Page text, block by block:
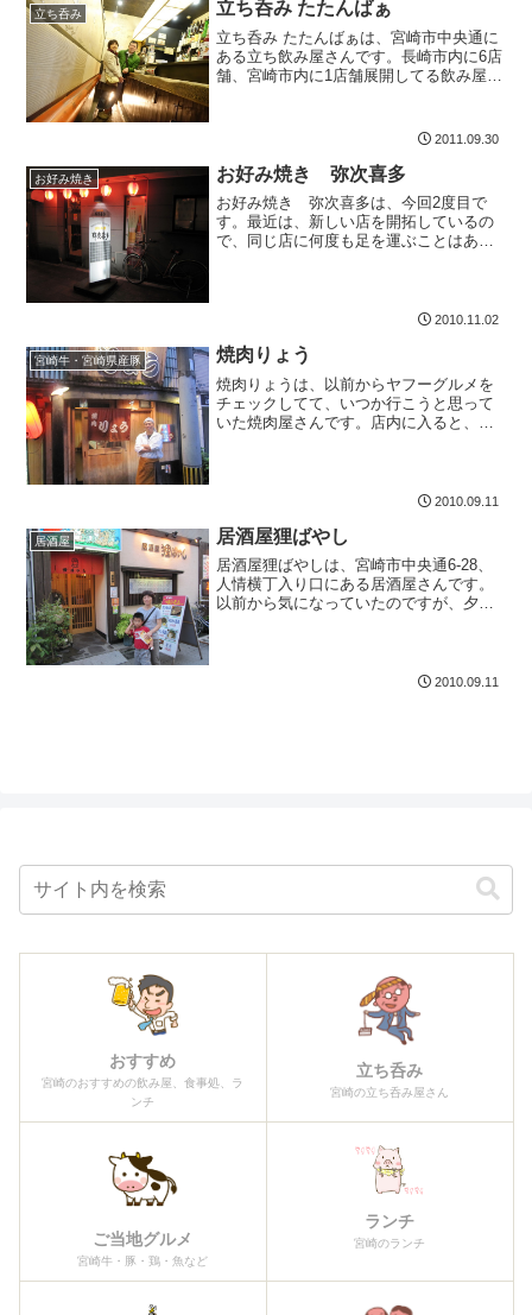
立ち呑み 立ち呑み たたんばぁ
立ち呑み たたんばぁは、宮崎市中央通に
ある立ち飲み屋さんです。長崎市内に6店
舗、宮崎市内に1店舗展開してる飲み屋さ
ったです。二人分200円名前のとおり、立
2011.09.30
お好み焼き お好み焼き 弥次喜多
お好み焼き 弥次喜多は、今回2度目で
す。最近は、新しい店を開拓しているの
で、同じ店に何度も足を運ぶことはあり
2010.11.02
宮崎牛・宮崎県産豚 焼肉りょう
焼肉りょうは、以前からヤフーグルメを
チェックしてて、いつか行こうと思って
いた焼肉屋さんです。店内に入ると、カ
2010.09.11
居酒屋 居酒屋狸ばやし
居酒屋狸ばやしは、宮崎市中央通6-28、
人情横丁入り口にある居酒屋さんです。
以前から気になっていたのですが、夕方5
2010.09.11
おすすめ
宮崎のおすすめの飲み屋、食事処、ラ
ンチ
立ち呑み
宮崎の立ち呑み屋さん
ご当地グルメ
宮崎牛・豚・鶏・魚など
ランチ
宮崎のランチ